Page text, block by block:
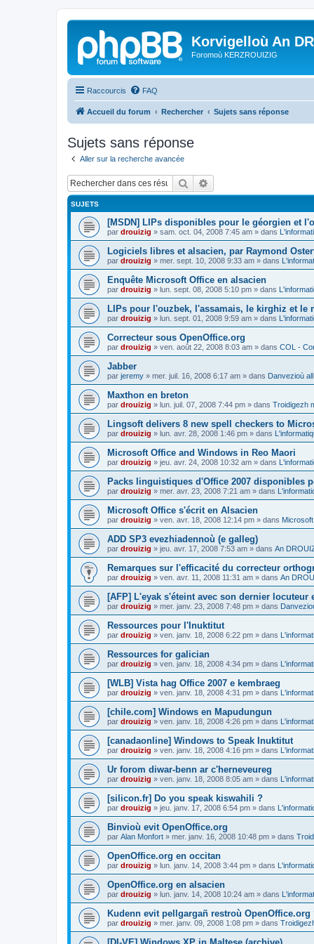
Korvigelloù An
Foromoù KERZROUIZIG
Raccourcis FAQ
Accueil du forum Rechercher Sujets sans réponse
Sujets sans réponse
Aller sur la recherche avancée
Rechercher
SUJETS
[MSDN] LIPs disponibles pour le géorgien et
par drouizig » sam. oct. 04, 2008 7:45 am » dans
Logiciels libres et alsacien, par Raymond
par drouizig » mer. sept. 10, 2008 9:33 am » dans
Enquête Microsoft Office en alsacien
par drouizig » lun. sept. 08, 2008 5:10 pm » dans
LIPs pour l'ouzbek, l'assamais, le kirghiz et le
par drouizig » lun. sept. 01, 2008 9:59 am » dans
Correcteur sous OpenOffice.org
par drouizig » ven. août 22, 2008 8:03 am » dans COL -
Jabber
par jeremy » mer. juil. 16, 2008 6:17 am » dans Danvezioù
Maxthon en breton
par drouizig » lun. juil. 07, 2008 7:44 pm » dans Troidigezh
Lingsoft delivers 8 new spell checkers to
par drouizig » lun. avr. 28, 2008 1:46 pm » dans
Microsoft Office and Windows in Reo Maori
par drouizig » jeu. avr. 24, 2008 10:32 am » dans
Packs linguistiques d'Office 2007 disponibles
par drouizig » mer. avr. 23, 2008 7:21 am » dans
Microsoft Office s'écrit en Alsacien
par drouizig » ven. avr. 18, 2008 12:14 pm » dans
ADD SP3 evezhiadennoù (e galleg)
par drouizig » jeu. avr. 17, 2008 7:53 am » dans An
Remarques sur l'efficacité du correcteur
par drouizig » ven. avr. 11, 2008 11:31 am » dans An
[AFP] L'eyak s'éteint avec son dernier locuteur
par drouizig » mer. janv. 23, 2008 7:48 pm » dans
Ressources pour l'Inuktitut
par drouizig » ven. janv. 18, 2008 6:22 pm » dans
Ressources for galician
par drouizig » ven. janv. 18, 2008 4:34 pm » dans
[WLB] Vista hag Office 2007 e kembraeg
par drouizig » ven. janv. 18, 2008 4:31 pm » dans
[chile.com] Windows en Mapudungun
par drouizig » ven. janv. 18, 2008 4:26 pm » dans
[canadaonline] Windows to Speak Inuktitut
par drouizig » ven. janv. 18, 2008 4:16 pm » dans
Ur forom diwar-benn ar c'herneveureg
par drouizig » ven. janv. 18, 2008 8:05 am » dans
[silicon.fr] Do you speak kiswahili ?
par drouizig » jeu. janv. 17, 2008 6:54 pm » dans
Binvioù evit OpenOffice.org
par Alan Monfort » mer. janv. 16, 2008 10:48 pm » dans
OpenOffice.org en occitan
par drouizig » lun. janv. 14, 2008 3:44 pm » dans
OpenOffice.org en alsacien
par drouizig » lun. janv. 14, 2008 10:24 am » dans
Kudenn evit pellgargañ restroù OpenOffice.org
par drouizig » mer. janv. 09, 2008 1:08 pm » dans